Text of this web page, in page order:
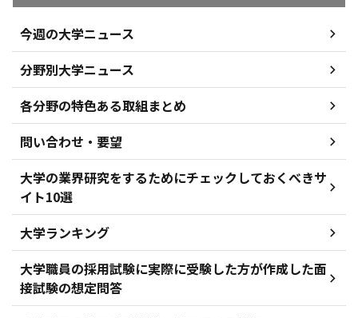
今週の大学ニュース
分野別大学ニュース
各分野の特色ある取組まとめ
問い合わせ・要望
大学の業界研究をするためにチェックしておくべきサ
イト10選
大学ランキング
大学職員の採用試験に実際に受験した方が作成した面
接試験の想定問答